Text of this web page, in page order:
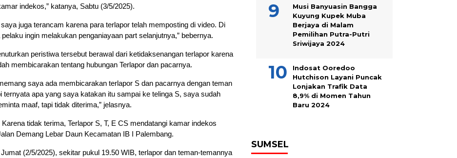
indekos,” katanya, Sabtu (3/5/2025).
saya juga terancam karena para terlapor telah memposting di video. Di
ingin melakukan penganiayaan part selanjutnya,” bebernya.
peristiwa tersebut berawal dari ketidaksenangan terlapor karena
membicarakan tentang hubungan Terlapor dan pacarnya.
saya ada membicarakan terlapor S dan pacarnya dengan teman
ternyata apa yang saya katakan itu sampai ke telinga S, saya sudah
maaf, tapi tidak diterima,” jelasnya.
Karena tidak terima, Terlapor S, T, E CS mendatangi kamar indekos
Demang Lebar Daun Kecamatan IB I Palembang.
Jumat (2/5/2025), sekitar pukul 19.50 WIB, terlapor dan teman-temannya
Musi Banyuasin Bangga
Kuyung Kupek Muba
Berjaya di Malam
Pemilihan Putra-Putri
Sriwijaya 2024
Indosat Ooredoo
Hutchison Layani Puncak
Lonjakan Trafik Data
8,9% di Momen Tahun
Baru 2024
SUMSEL